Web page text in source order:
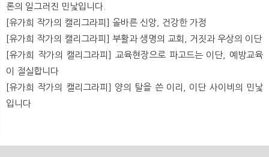
론의 일그러진 민낯입니다.
[유가희 작가의 캘리그라피] 올바른 신앙, 건강한 가정
[유가희 작가의 캘리그라피] 부활과 생명의 교회, 거짓과 우상의 이단
[유가희 작가의 캘리그라피] 교육현장으로 파고드는 이단, 예방교육
이 절실합니다
[유가희 작가의 캘리그라피] 양의 탈을 쓴 이리, 이단 사이비의 민낯
입니다